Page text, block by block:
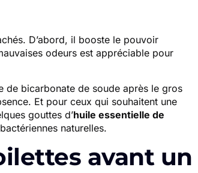
D’abord, il booste le pouvoir
odeurs est appréciable pour
de bicarbonate de soude après le gros
Et pour ceux qui souhaitent une
gouttes d’huile essentielle de
naturelles.
avant un